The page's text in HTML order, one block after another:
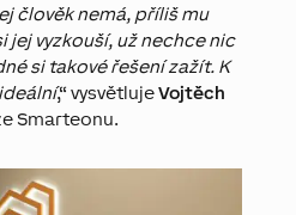
člověk nemá, příliš mu
jej vyzkouší, už nechce nic
si takové řešení zažít. K
,“ vysvětlujeVojtěch
Smarteonu.